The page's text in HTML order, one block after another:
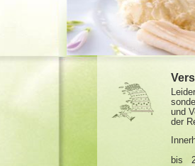
und
der
bis